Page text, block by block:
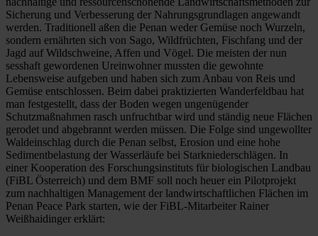
Sicherung und Verbesserung der Nahrungsgrundlagen angewandt
werden. Traditionell aßen die Penan weder Gemüse noch Wurzeln,
sondern ernährten sich von Sago, Wildfrüchten, Fischfang und der
Jagd auf Wildschweine, Affen und Vögel. Die meisten der nun
sesshaft gewordenen Ureinwohner mussten die gewohnte
Lebensweise aufgeben und haben sich zum Anbau von Reis und
Gemüse entschlossen. Beim dabei praktizierten Wanderfeldbau hat
man festgestellt, dass der Boden wegen ungenügender
Schutzmaßnahmen rasch unfruchtbar wird und ständig neue Flächen
gerodet und abgebrannt werden müssen. Die Folge sind ungewollter
Waldeinschlag durch die Penan selbst, Erosion und eine hohe
Sedimentbelastung der Wasserläufe bei Starkniederschlägen. In
einer Kooperation des Forschungsinstituts für biologischen Landbau
(FiBL Österreich) und dem BMF soll noch heuer ein Pilotprojekt
zum nachhaltigen Management der landwirtschaftlichen Flächen im
Penan Peace Park starten, wie der FiBL-Mitarbeiter Rainer
Weißhaidinger erklärt: